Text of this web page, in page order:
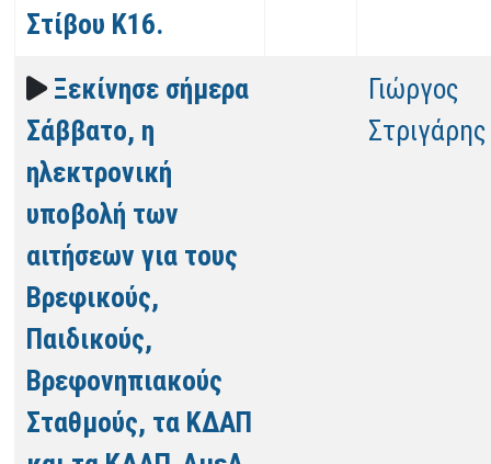
Στίβου Κ16.
Ξεκίνησε σήμερα
Σάββατο, η
ηλεκτρονική
υποβολή των
αιτήσεων για τους
Βρεφικούς,
Παιδικούς,
Βρεφονηπιακούς
Σταθμούς, τα ΚΔΑΠ
Γιώργος
Στριγάρης